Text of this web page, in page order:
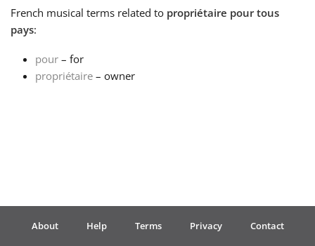
Português
French musical terms related to propriétaire pour tous
pays:
pour – for
propriétaire – owner
About Help Terms Privacy Contact